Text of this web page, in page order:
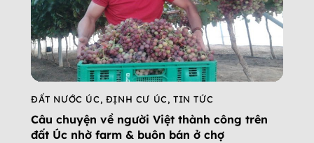
ĐẤT NƯỚC ÚC, ĐỊNH CƯ ÚC,TIN TỨC
Câu chuyện về người Việt thành công trên
đất Úc nhờ farm & buôn bán ở chợ